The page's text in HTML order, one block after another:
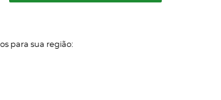
para sua região: